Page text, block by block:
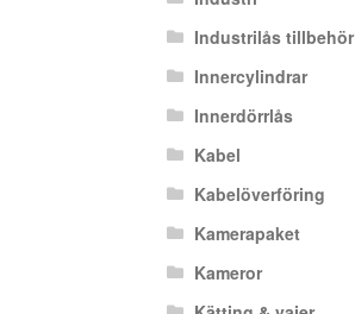
Industrilås tillbehör
Innercylindrar
Innerdörrlås
Kabel
Kabelöverföring
Kamerapaket
Kameror